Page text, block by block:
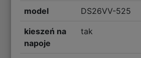
model DS26VV-525
kieszeń na
napoje
tak